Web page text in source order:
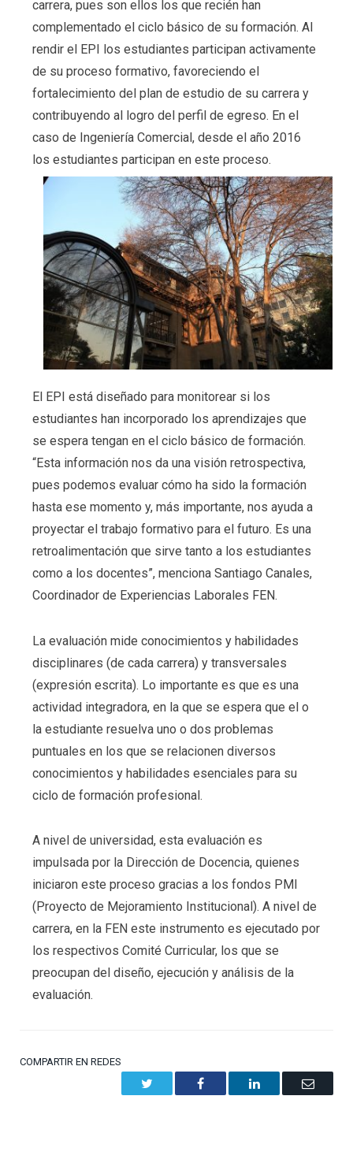
carrera, pues son ellos los que recién han
complementado el ciclo básico de su formación. Al
rendir el EPI los estudiantes participan activamente
de su proceso formativo, favoreciendo el
fortalecimiento del plan de estudio de su carrera y
contribuyendo al logro del perfil de egreso. En el
caso de Ingeniería Comercial, desde el año 2016
los estudiantes participan en este proceso.
El EPI está diseñado para monitorear si los
estudiantes han incorporado los aprendizajes que
se espera tengan en el ciclo básico de formación.
“Esta información nos da una visión retrospectiva,
pues podemos evaluar cómo ha sido la formación
hasta ese momento y, más importante, nos ayuda a
proyectar el trabajo formativo para el futuro. Es una
retroalimentación que sirve tanto a los estudiantes
como a los docentes”, menciona Santiago Canales,
Coordinador de Experiencias Laborales FEN.
La evaluación mide conocimientos y habilidades
disciplinares (de cada carrera) y transversales
(expresión escrita). Lo importante es que es una
actividad integradora, en la que se espera que el o
la estudiante resuelva uno o dos problemas
puntuales en los que se relacionen diversos
conocimientos y habilidades esenciales para su
ciclo de formación profesional.
A nivel de universidad, esta evaluación es
impulsada por la Dirección de Docencia, quienes
iniciaron este proceso gracias a los fondos PMI
(Proyecto de Mejoramiento Institucional). A nivel de
carrera, en la FEN este instrumento es ejecutado por
los respectivos Comité Curricular, los que se
preocupan del diseño, ejecución y análisis de la
evaluación.
COMPARTIR EN REDES
Facebook LinkedIn Email